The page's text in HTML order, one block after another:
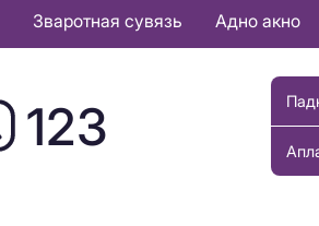
Зваротная сувязь Адно акно
123